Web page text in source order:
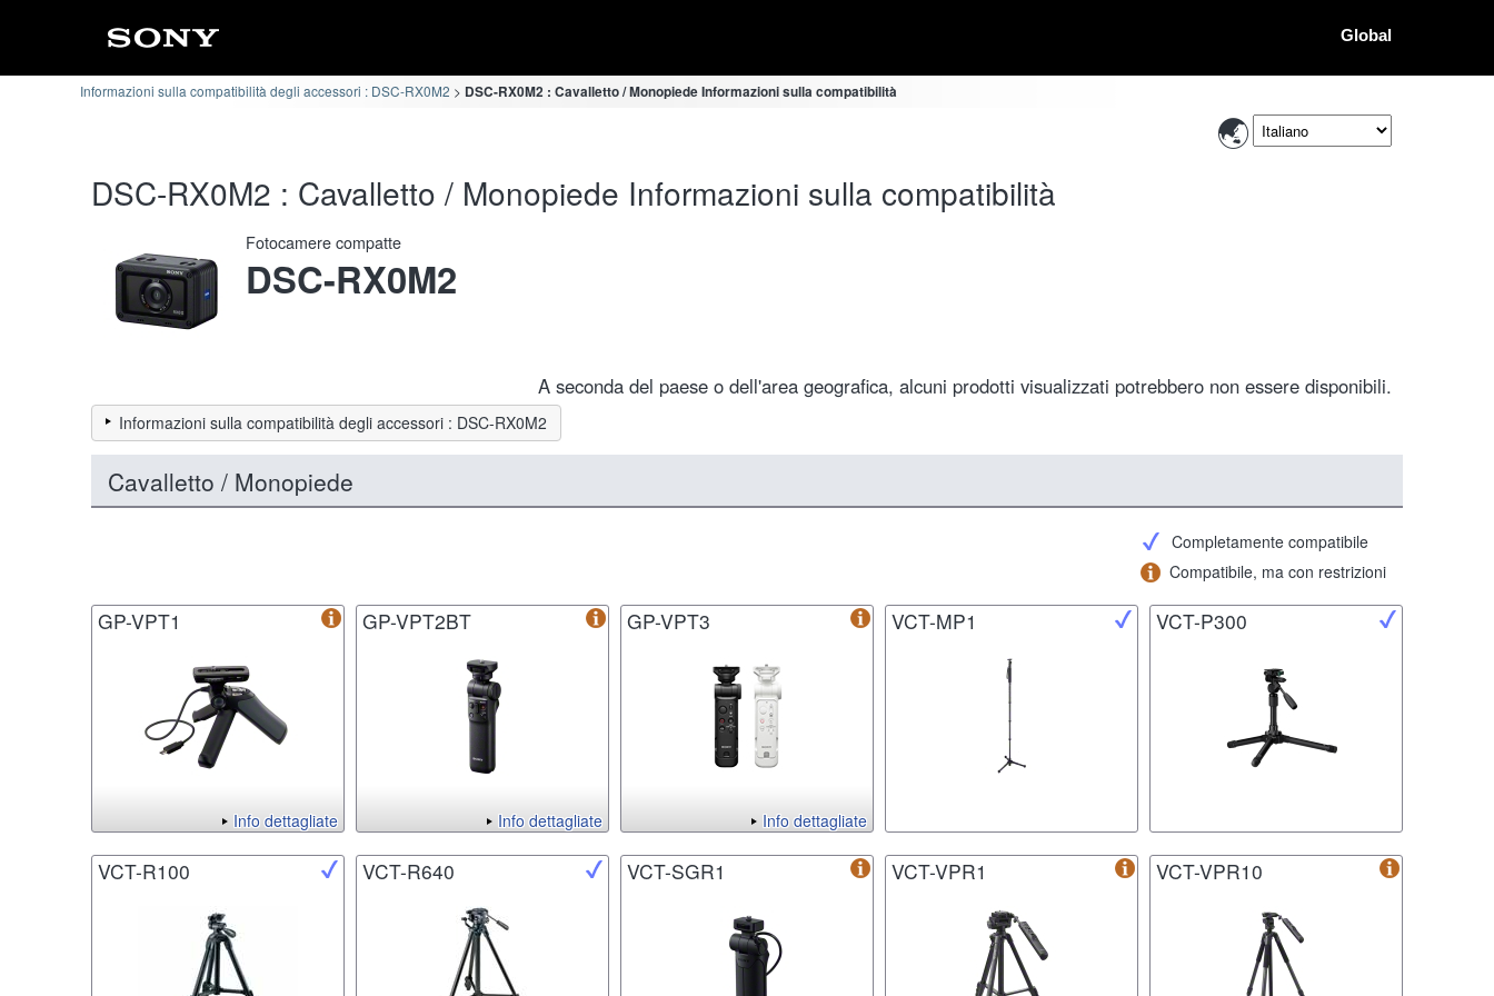
Global
Informazioni sulla compatibilità degli accessori : DSC-RX0M2 DSC-RX0M2 : Cavalletto / Monopiede Informazioni sulla compatibilità
DSC-RX0M2 : Cavalletto / Monopiede Informazioni sulla compatibilità
Fotocamere compatte
DSC-RX0M2
A seconda del paese o dell'area geografica, alcuni prodotti visualizzati potrebbero non essere disponibili.
Informazioni sulla compatibilità degli accessori : DSC-RX0M2
Cavalletto / Monopiede
Completamente compatibile
Compatibile, ma con restrizioni
GP-VPT1
Info dettagliate
GP-VPT2BT
Info dettagliate
GP-VPT3
Info dettagliate
VCT-MP1 VCT-P300
VCT-R100 VCT-R640 VCT-SGR1 VCT-VPR1 VCT-VPR10